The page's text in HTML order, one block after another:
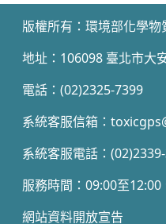
版權所有：環境部化學物
地址：106098 臺北市大
電話：(02)2325-7399
系統客服信箱：
系統客服電話：
服務時間：09:00至
網站資料開放宣告